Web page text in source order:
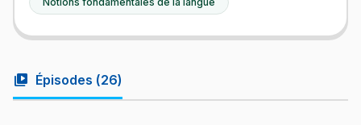
video_library Épisodes (26)